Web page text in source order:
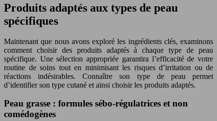
Produits adaptés aux types de peau
spécifiques
Maintenant que nous avons exploré les ingrédients clés, examinons
comment choisir des produits adaptés à chaque type de peau
spécifique. Une sélection appropriée garantira l’efficacité de votre
routine de soins tout en minimisant les risques d’irritation ou de
réactions indésirables. Connaître son type de peau permet
d’identifier son type cutané et ainsi choisir les produits adaptés.
Peau grasse : formules sébo-régulatrices et non
comédogènes